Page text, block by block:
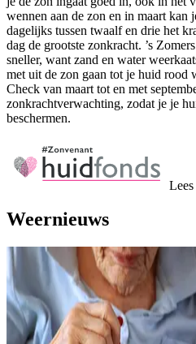
wennen aan de zon en in maart kan
dagelijks tussen twaalf en drie het
dag de grootste zonkracht. ’s
sneller, want zand en water
met uit de zon gaan tot je huid rood
Check van maart tot en met
zonkrachtverwachting, zodat je je
beschermen.
Weernieuws